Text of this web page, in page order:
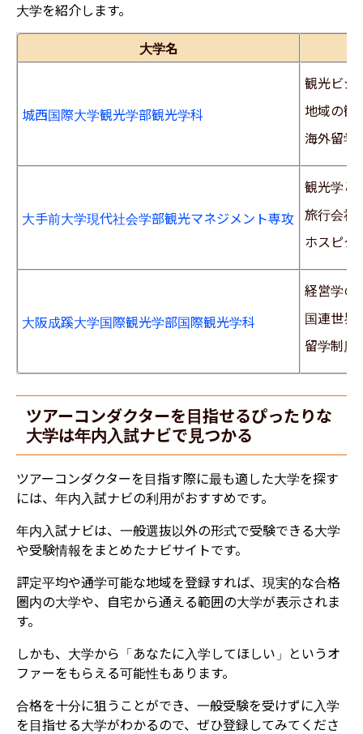
大学を紹介します。
大学名
城西国際大学観光学部観光学科
観光ビジ
地域の観
海外留学
大手前大学現代社会学部観光マネジメント専攻
観光学と
旅行会社
ホスピタ
大阪成蹊大学国際観光学部国際観光学科
経営学の
国連世界
留学制度
ツアーコンダクターを目指せるぴったりな
大学は年内入試ナビで見つかる​
ツアーコンダクターを目指す際に最も適した大学を探す
には、年内入試ナビの利用がおすすめです。
年内入試ナビは、一般選抜以外の形式で受験できる大学
や受験情報をまとめたナビサイトです。
評定平均や通学可能な地域を登録すれば、現実的な合格
圏内の大学や、自宅から通える範囲の大学が表示されま
す。
しかも、大学から「あなたに入学してほしい」というオ
ファーをもらえる可能性もあります。
合格を十分に狙うことができ、一般受験を受けずに入学
を目指せる大学がわかるので、ぜひ登録してみてくださ